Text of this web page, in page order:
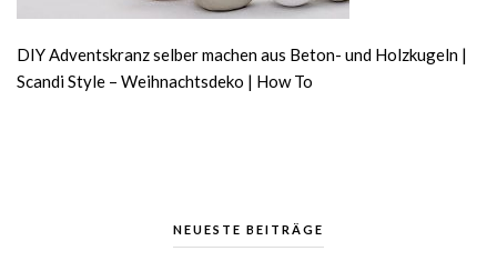
DIY Adventskranz selber machen aus Beton- und Holzkugeln |
Scandi Style – Weihnachtsdeko | How To
NEUESTE BEITRÄGE